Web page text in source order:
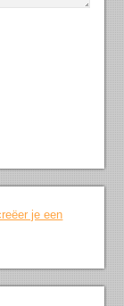
je een